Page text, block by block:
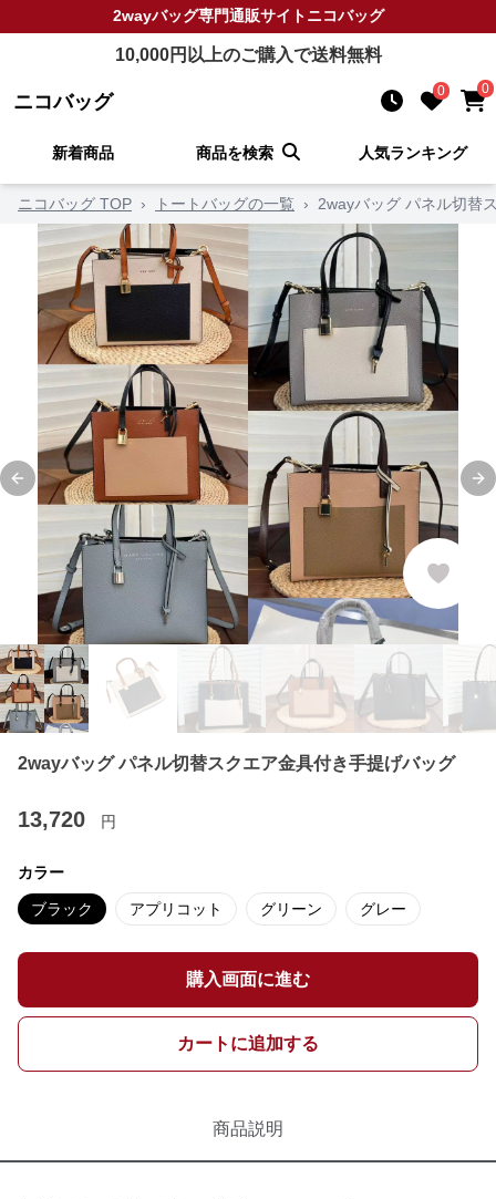
2wayバッグ専門通販サイトニコバッグ
10,000円以上のご購入で送料無料
ニコバッグ 0 0
新着商品 商品を検索 人気ランキング
ニコバッグ TOP › トートバッグの一覧 › 2wayバッグ パネル切替
Previous slide
2wayバッグ パネル切替スクエア金具付き手提げバッグ
13,720 円
カラー
ブラック アプリコット グリーン グレー
購入画面に進む
カートに追加する
商品説明